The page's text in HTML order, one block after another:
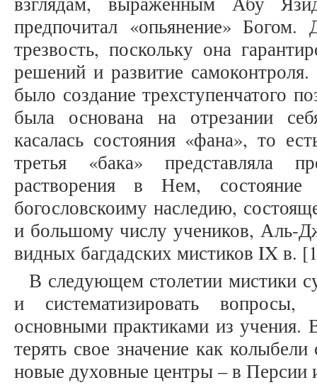
предпочитал «опьянение»
трезвость, поскольку она
решений и развитие
было создание трехступенчатого
была основана на отрезании
касалась состояния «фана», то
третья «бака» представляла
растворения в Нем, состояние
богословскоиму наследию,
и большому числу учеников, Аль-
видных багдадских мистиков IX в.
В следующем столетии мистики
и систематизировать
основными практиками из учения.
терять свое значение как
новые духовные центры – в Персии